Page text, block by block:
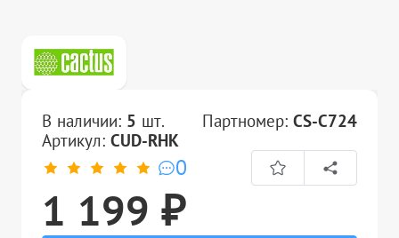
В наличии: 5 шт. Партномер: CS-C724
Артикул:CUD-RHK
0
1 199 ₽